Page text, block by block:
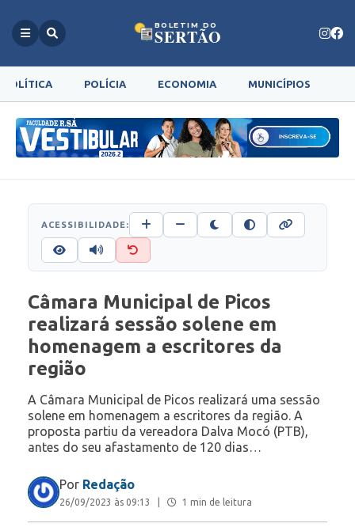
BOLETIM DO
SERTÃO
POLÍTICA POLÍCIA ECONOMIA MUNICÍPIOS
ACESSIBILIDADE:
Câmara Municipal de Picos
realizará sessão solene em
homenagem a escritores da
região
A Câmara Municipal de Picos realizará uma sessão
solene em homenagem a escritores da região. A
proposta partiu da vereadora Dalva Mocó (PTB),
antes do seu afastamento de 120 dias…
Por Redação
26/09/2023 às 09:13 1 min de leitura